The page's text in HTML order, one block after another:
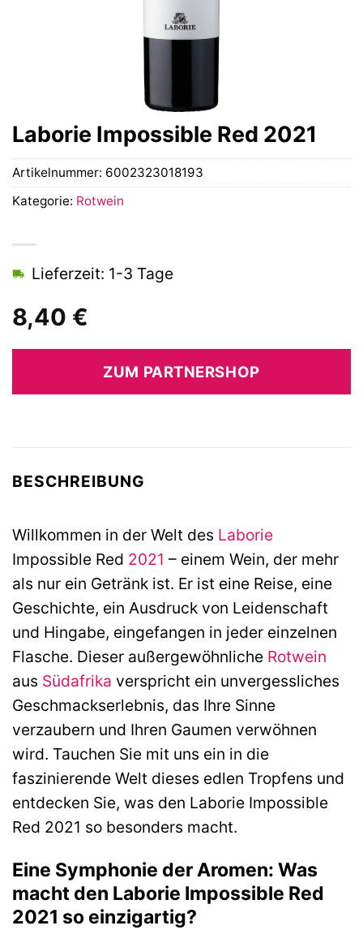
Laborie Impossible Red 2021
8,40 €
Lieferzeit: 1-3 Tage
ZUM PARTNERSHOP
Artikelnummer: 6002323018193
Kategorie: Rotwein
BESCHREIBUNG
Willkommen in der Welt des Laborie
Impossible Red 2021 – einem Wein, der mehr
als nur ein Getränk ist. Er ist eine Reise, eine
Geschichte, ein Ausdruck von Leidenschaft
und Hingabe, eingefangen in jeder einzelnen
Flasche. Dieser außergewöhnliche Rotwein
aus Südafrika verspricht ein unvergessliches
Geschmackserlebnis, das Ihre Sinne
verzaubern und Ihren Gaumen verwöhnen
wird. Tauchen Sie mit uns ein in die
faszinierende Welt dieses edlen Tropfens und
entdecken Sie, was den Laborie Impossible
Red 2021 so besonders macht.
Eine Symphonie der Aromen: Was
macht den Laborie Impossible Red
2021 so einzigartig?